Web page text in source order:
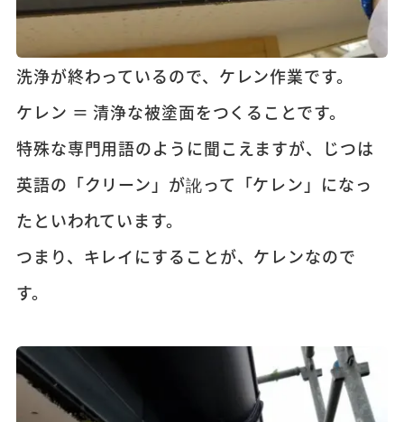
洗浄が終わっているので、ケレン作業です。
ケレン ＝ 清浄な被塗面をつくることです。
特殊な専門用語のように聞こえますが、じつは
英語の「クリーン」が訛って「ケレン」になっ
たといわれています。
つまり、キレイにすることが、ケレンなので
す。